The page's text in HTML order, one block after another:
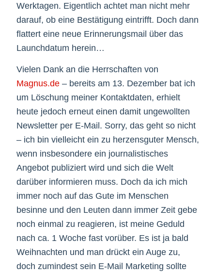
Werktagen. Eigentlich achtet man nicht mehr
darauf, ob eine Bestätigung eintrifft. Doch dann
flattert eine neue Erinnerungsmail über das
Launchdatum herein…
Vielen Dank an die Herrschaften von
Magnus.de– bereits am 13. Dezember bat ich
um Löschung meiner Kontaktdaten, erhielt
heute jedoch erneut einen damit ungewollten
Newsletter per E-Mail. Sorry, das geht so nicht
– ich bin vielleicht ein zu herzensguter Mensch,
wenn insbesondere ein journalistisches
Angebot publiziert wird und sich die Welt
darüber informieren muss. Doch da ich mich
immer noch auf das Gute im Menschen
besinne und den Leuten dann immer Zeit gebe
noch einmal zu reagieren, ist meine Geduld
nach ca. 1 Woche fast vorüber. Es ist ja bald
Weihnachten und man drückt ein Auge zu,
doch zumindest sein E-Mail Marketing sollte